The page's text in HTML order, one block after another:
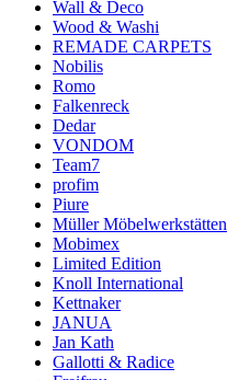
Wall & Deco
Wood & Washi
REMADE CARPETS
Nobilis
Romo
Falkenreck
Dedar
VONDOM
Team7
profim
Piure
Müller Möbelwerkstätten
Mobimex
Limited Edition
Knoll International
Kettnaker
JANUA
Jan Kath
Gallotti & Radice